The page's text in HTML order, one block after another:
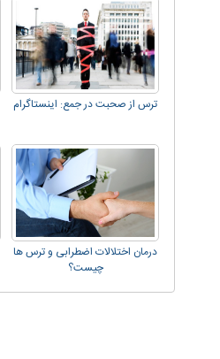
ترس از صحبت در جمع: اینستاگرام
درمان اختلالات اضطرابی و ترس ها
چیست؟